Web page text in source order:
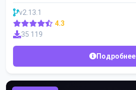
v2.13.1
4.3
35 119
Подробнее